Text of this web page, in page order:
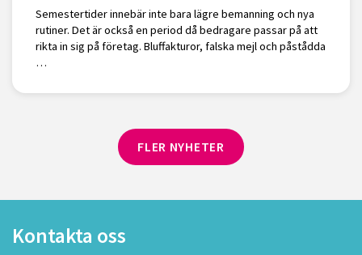
Semestertider innebär inte bara lägre bemanning och nya
rutiner. Det är också en period då bedragare passar på att
rikta in sig på företag. Bluffakturor, falska mejl och påstådda
…
FLER NYHETER
Kontakta oss